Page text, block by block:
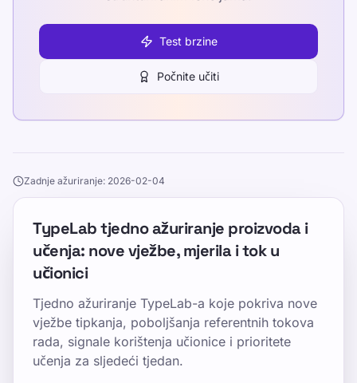
Test brzine
Počnite učiti
Zadnje ažuriranje: 2026-02-04
TypeLab tjedno ažuriranje proizvoda i
učenja: nove vježbe, mjerila i tok u
učionici
Tjedno ažuriranje TypeLab-a koje pokriva nove
vježbe tipkanja, poboljšanja referentnih tokova
rada, signale korištenja učionice i prioritete
učenja za sljedeći tjedan.